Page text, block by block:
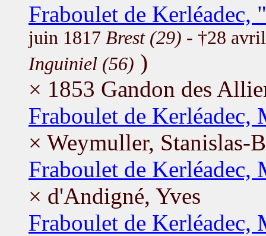
Fraboulet de Kerléadec,
juin 1817 Brest (29) - †28
Inguiniel (56) )
× 1853 Gandon des
Fraboulet de Kerléadec,
× Weymuller, Stanislas-
Fraboulet de Kerléadec,
× d'Andigné, Yves
Fraboulet de Kerléadec,